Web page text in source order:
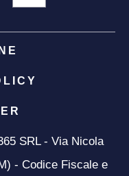
SRL - Via Nicola
- Codice Fiscale e